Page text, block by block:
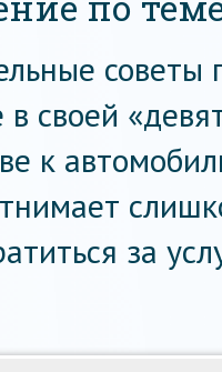
советы
в своей
к
за